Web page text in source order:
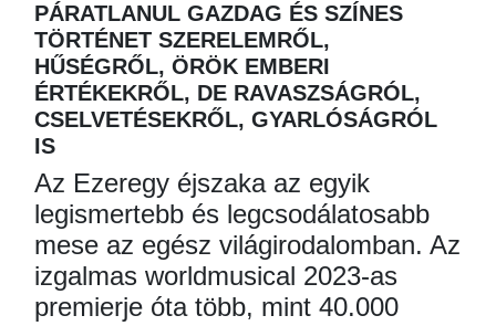
PÁRATLANUL GAZDAG ÉS SZÍNES
TÖRTÉNET SZERELEMRŐL,
HŰSÉGRŐL, ÖRÖK EMBERI
ÉRTÉKEKRŐL, DE RAVASZSÁGRÓL,
CSELVETÉSEKRŐL, GYARLÓSÁGRÓL
IS
Az Ezeregy éjszaka az egyik
legismertebb és legcsodálatosabb
mese az egész világirodalomban. Az
izgalmas worldmusical 2023-as
premierje óta több, mint 40.000